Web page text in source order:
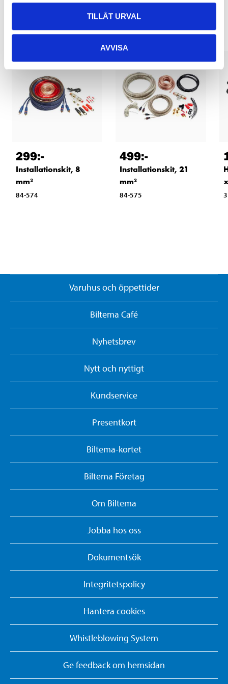
TILLÅT URVAL
AVVISA
Relaterade produkter
299:-
Installationskit, 8
mm²
84-574
499:-
Installationskit, 21
mm²
84-575
Varuhus och öppettider
Biltema Café
Nyhetsbrev
Nytt och nyttigt
Kundservice
Presentkort
Biltema-kortet
Biltema Företag
Om Biltema
Jobba hos oss
Dokumentsök
Integritetspolicy
Hantera cookies
Whistleblowing System
Ge feedback om hemsidan